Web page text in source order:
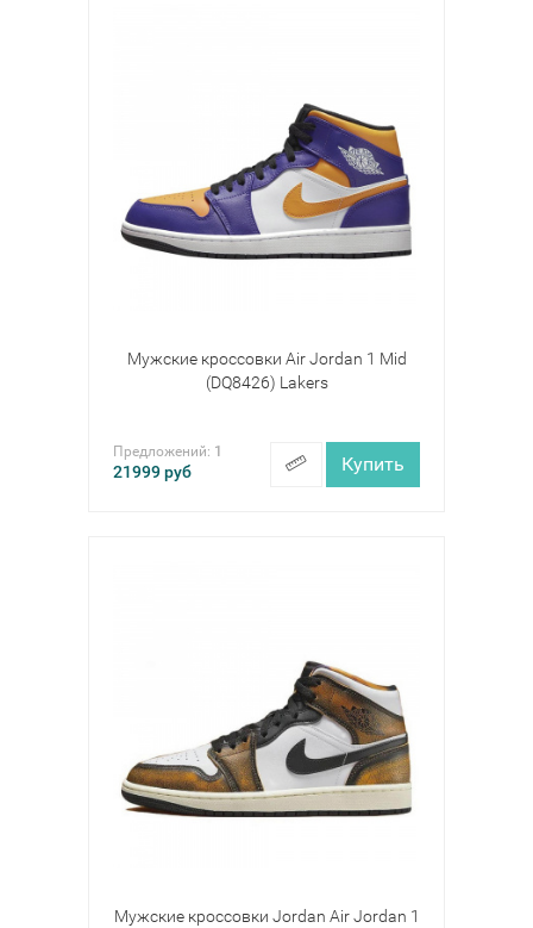
Мужские кроссовки Air Jordan 1 Mid
(DQ8426) Lakers
Предложений: 1
21999руб Купить
Мужские кроссовки Jordan Air Jordan 1